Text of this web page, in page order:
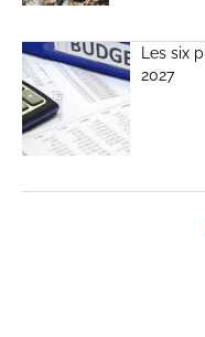
Les six
2027